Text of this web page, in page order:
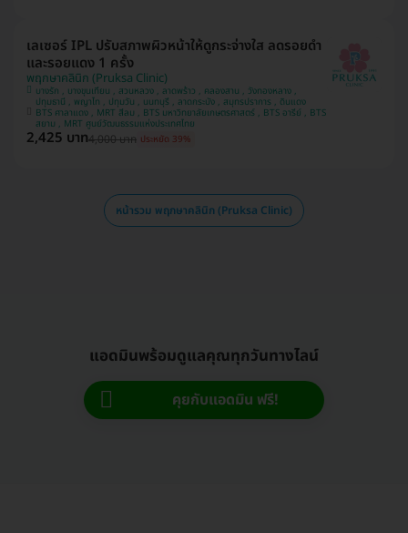
เลเซอร์ IPL ปรับสภาพผิวหน้าให้ดูกระจ่างใส ลดรอยดำ
และรอยแดง 1 ครั้ง
พฤกษาคลินิก (Pruksa Clinic)
บางรัก , บางขุนเทียน , สวนหลวง , ลาดพร้าว , คลองสาน , วังทองหลาง ,
ปทุมธานี , พญาไท , ปทุมวัน , นนทบุรี , ลาดกระบัง , สมุทรปราการ , ดินแดง
BTS ศาลาแดง , MRT สีลม , BTS มหาวิทยาลัยเกษตรศาสตร์ , BTS อารีย์ , BTS
สยาม , MRT ศูนย์วัฒนธรรมแห่งประเทศไทย
2,425 บาท4,000 บาท ประหยัด 39%
หน้ารวม พฤกษาคลินิก (Pruksa Clinic)
แอดมินพร้อมดูแลคุณทุกวันทางไลน์
คุยกับแอดมิน ฟรี!